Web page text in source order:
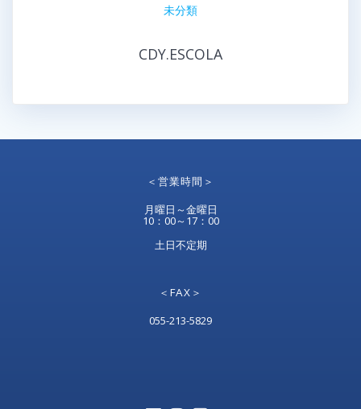
未分類
CDY.ESCOLA
＜営業時間＞
月曜日～金曜日
10：00～17：00
土日不定期
＜FAX＞
055-213-5829